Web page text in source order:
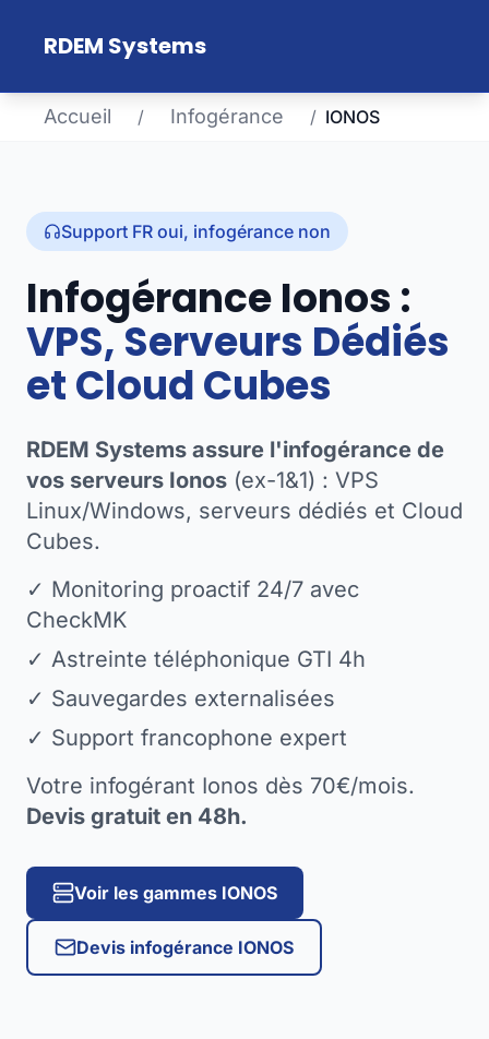
RDEM Systems
Accueil / Infogérance / IONOS
Support FR oui, infogérance non
Infogérance Ionos :
VPS, Serveurs Dédiés
et Cloud Cubes
RDEM Systems assure l'infogérance de
vos serveurs Ionos (ex-1&1) : VPS
Linux/Windows, serveurs dédiés et Cloud
Cubes.
✓ Monitoring proactif 24/7 avec
CheckMK
✓ Astreinte téléphonique GTI 4h
✓ Sauvegardes externalisées
✓ Support francophone expert
Votre infogérant Ionos dès 70€/mois.
Devis gratuit en 48h.
Voir les gammes IONOS
Devis infogérance IONOS